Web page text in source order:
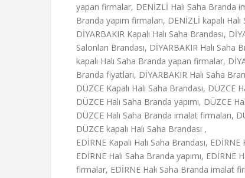
yapan firmalar, DENİZLİ Halı Saha Branda
Branda yapım firmaları, DENİZLİ kapalı Halı
DİYARBAKIR Kapalı Halı Saha Brandası,
Salonları Brandası, DİYARBAKIR Halı Saha
kapalı Halı Saha Branda yapan firmalar,
Branda fiyatları, DİYARBAKIR Halı Saha
DÜZCE Kapalı Halı Saha Brandası, DÜZCE
DÜZCE Halı Saha Branda yapımı, DÜZCE
DÜZCE Halı Saha Branda imalat firmaları,
DÜZCE kapalı Halı Saha Brandası ,
EDİRNE Kapalı Halı Saha Brandası,
EDİRNE Halı Saha Branda yapımı, EDİRNE
firmalar, EDİRNE Halı Saha Branda imalat